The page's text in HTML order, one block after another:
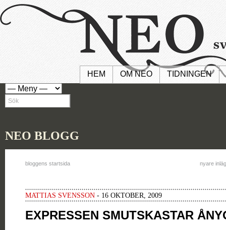
HEM OM NEO TIDNINGEN
NEO BLOGG
bloggens startsida nyare
MATTIAS SVENSSON - 16 OKTOBER, 2009
EXPRESSEN SMUTSKASTAR